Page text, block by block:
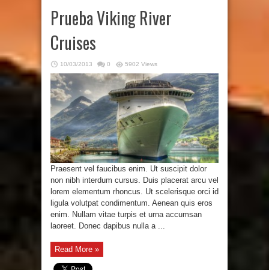
Prueba Viking River
Cruises
10/03/2013 0 5902 Views
Praesent vel faucibus enim. Ut suscipit dolor
non nibh interdum cursus. Duis placerat arcu vel
lorem elementum rhoncus. Ut scelerisque orci id
ligula volutpat condimentum. Aenean quis eros
enim. Nullam vitae turpis et urna accumsan
laoreet. Donec dapibus nulla a ...
Read More »